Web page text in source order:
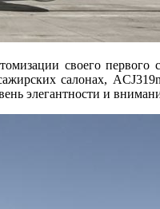
своего
салонах,
элегантности и